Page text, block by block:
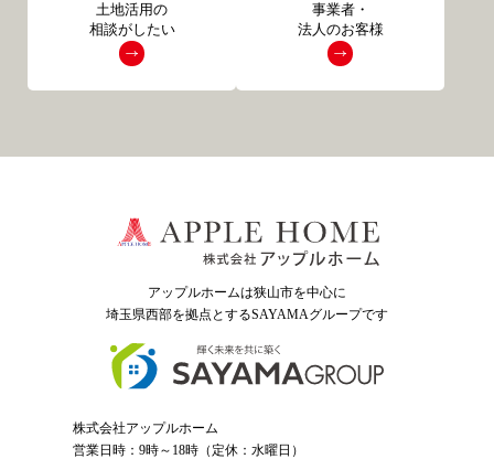
土地活用の
相談がしたい
事業者・
法人のお客様
アップルホームは狭山市を中心に
埼玉県西部を拠点とするSAYAMAグループです
株式会社アップルホーム
営業日時：9時～18時（定休：水曜日）